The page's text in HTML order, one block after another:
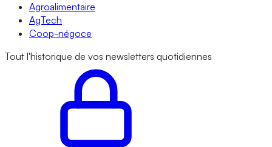
Agroalimentaire
AgTech
Coop-négoce
Tout l'historique de vos newsletters quotidiennes